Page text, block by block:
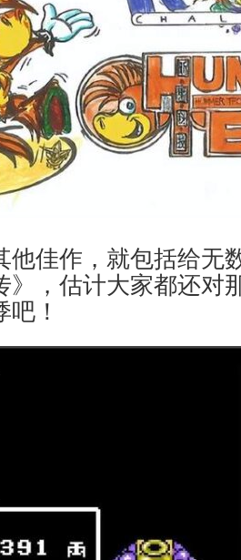
他佳作，就包括给无
》，估计大家都还对
！